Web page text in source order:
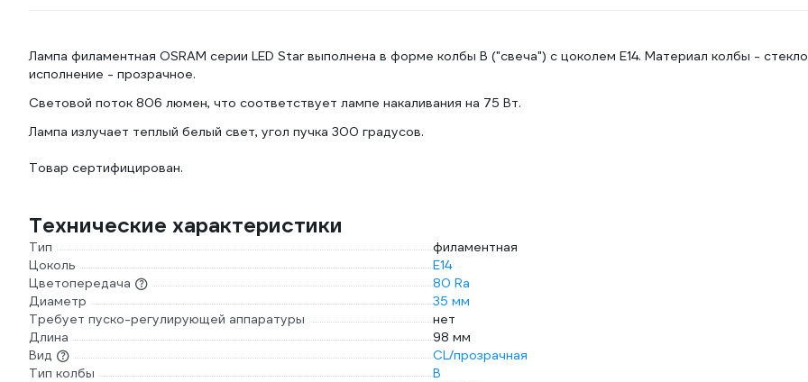
Лампа филаментная OSRAM серии LED Star выполнена в форме колбы B ("свеча") с цоколем E14. Материал колбы -
исполнение - прозрачное.
Световой поток 806 люмен, что соответствует лампе накаливания на 75 Вт.
Лампа излучает теплый белый свет, угол пучка 300 градусов.
Товар сертифицирован.
Технические характеристики
Тип
филаментная
Цоколь
E14
Цветопередача
80 Ra
Диаметр
35 мм
Требует пуско-регулирующей аппаратуры
нет
Длина
98 мм
Вид
CL/прозрачная
Тип колбы
B